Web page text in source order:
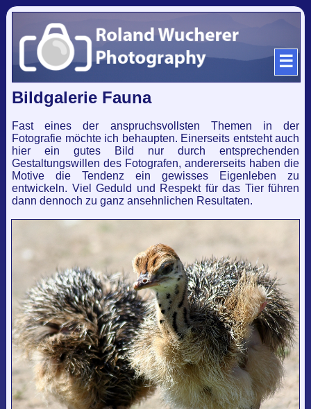
Bildgalerie Fauna
Fast eines der anspruchsvollsten Themen in der
Fotografie möchte ich behaupten. Einerseits entsteht auch
hier ein gutes Bild nur durch entsprechenden
Gestaltungswillen des Fotografen, andererseits haben die
Motive die Tendenz ein gewisses Eigenleben zu
entwickeln. Viel Geduld und Respekt für das Tier führen
dann dennoch zu ganz ansehnlichen Resultaten.
☰